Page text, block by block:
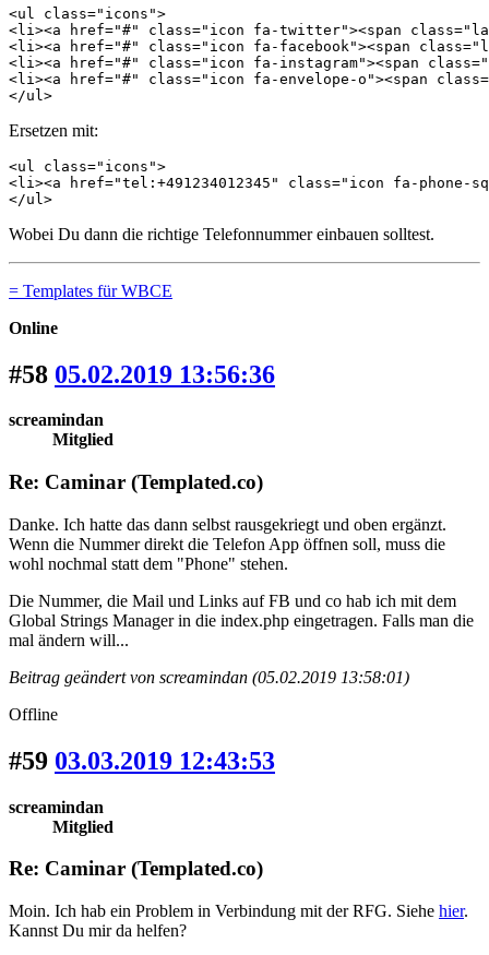
<ul class="icons">
<li><a href="#" class="icon fa-twitter"><span
<li><a href="#" class="icon fa-facebook"><span
<li><a href="#" class="icon fa-instagram"><span
<li><a href="#" class="icon fa-envelope-o"><span
</ul>
Ersetzen mit:
<ul class="icons">
<li><a href="tel:+491234012345" class="icon fa-phone-
</ul>
Wobei Du dann die richtige Telefonnummer einbauen solltest.
= Templates für WBCE
Online
#58 05.02.2019 13:56:36
screamindan
Mitglied
Re: Caminar (Templated.co)
Danke. Ich hatte das dann selbst rausgekriegt und oben ergänzt.
Wenn die Nummer direkt die Telefon App öffnen soll, muss die
wohl nochmal statt dem "Phone" stehen.
Die Nummer, die Mail und Links auf FB und co hab ich mit dem
Global Strings Manager in die index.php eingetragen. Falls man die
mal ändern will...
Beitrag geändert von screamindan (05.02.2019 13:58:01)
Offline
#59 03.03.2019 12:43:53
screamindan
Mitglied
Re: Caminar (Templated.co)
Moin. Ich hab ein Problem in Verbindung mit der RFG. Siehe hier.
Kannst Du mir da helfen?